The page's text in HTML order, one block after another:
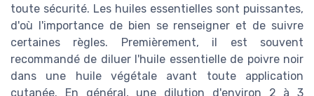
toute sécurité. Les huiles essentielles sont puissantes,
d'où l'importance de bien se renseigner et de suivre
certaines règles. Premièrement, il est souvent
recommandé de diluer l'huile essentielle de poivre noir
dans une huile végétale avant toute application
cutanée. En général, une dilution d'environ 2 à 3